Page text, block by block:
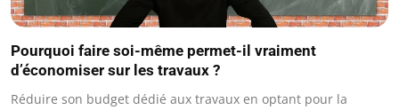
Pourquoi faire soi-même permet-il vraiment
d’économiser sur les travaux ?
Réduire son budget dédié aux travaux en optant pour la